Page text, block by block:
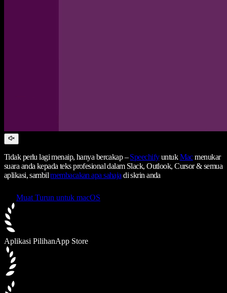
Tidak perlu lagi menaip, hanya bercakap –SpeechifyuntukMacmenukar
suara anda kepada teks profesional dalam Slack, Outlook, Cursor & semua
aplikasi, sambilmembacakan apa sahaja di skrin anda
Muat Turun untuk macOS
Aplikasi PilihanApp Store